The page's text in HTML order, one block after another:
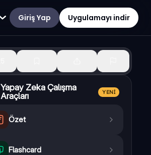
Giriş Yap Uygulamayı indir
Yapay Zeka Çalışma
Araçları
YENI
Özet
Flashcard